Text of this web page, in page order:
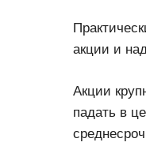
акции и
Акции
падать в